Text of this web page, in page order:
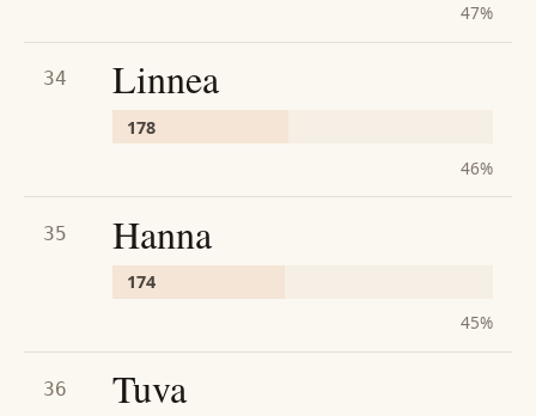
47%
34 Linnea
178
46%
35 Hanna
174
45%
36 Tuva